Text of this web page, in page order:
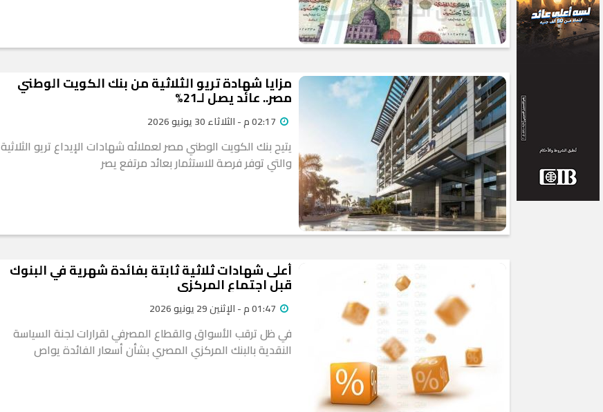
مزايا شهادة تريو الثلاثية من بنك الكويت الوطني
مصر.. عائد يصل لـ21%
يتيح بنك الكويت الوطني مصر لعملائه شهادات الإيداع تريو الثلاثية
والتي توفر فرصة للاستثمار بعائد مرتفع يصر
أعلى شهادات ثلاثية ثابتة بفائدة شهرية في البنوك
قبل اجتماع المركزي
في ظل ترقب الأسواق والقطاع المصرفي لقرارات لجنة السياسة
النقدية بالبنك المركزي المصري بشأن أسعار الفائدة يواص